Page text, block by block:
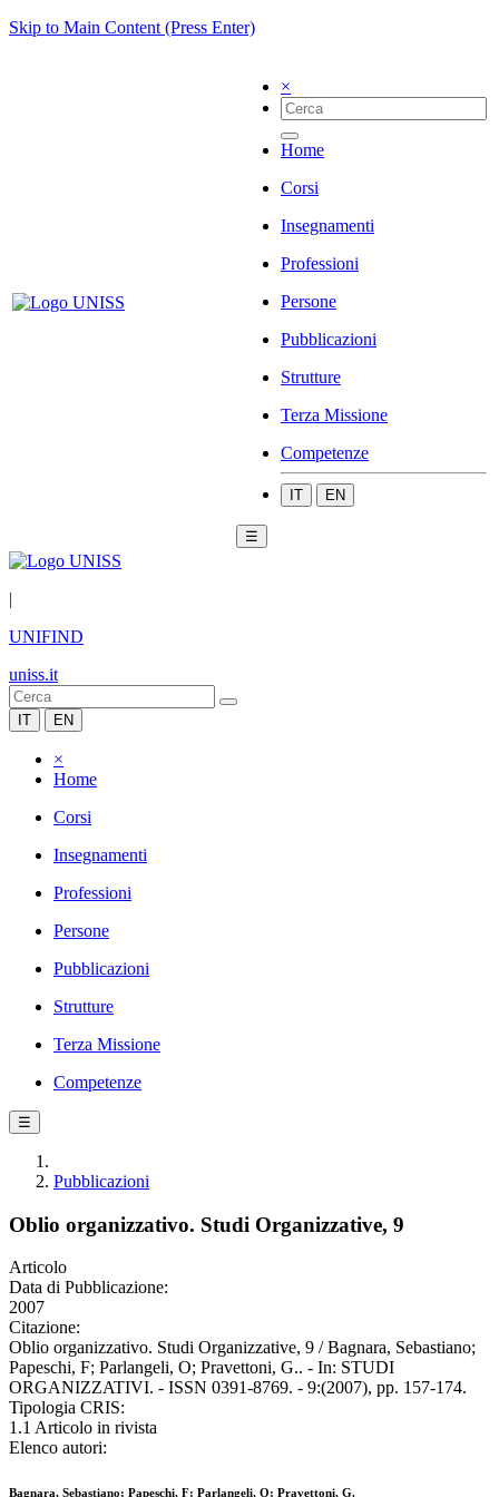
Skip to Main Content (Press Enter)
×
Home
Corsi
Insegnamenti
Professioni
Persone
Pubblicazioni
Strutture
Terza Missione
Competenze
IT EN
☰
|
UNIFIND
uniss.it
IT EN
×
Home
Corsi
Insegnamenti
Professioni
Persone
Pubblicazioni
Strutture
Terza Missione
Competenze
☰
Pubblicazioni
Oblio organizzativo. Studi Organizzative, 9
Articolo
Data di Pubblicazione:
2007
Citazione:
Oblio organizzativo. Studi Organizzative, 9 / Bagnara, Sebastiano;
Papeschi, F; Parlangeli, O; Pravettoni, G.. - In: STUDI
ORGANIZZATIVI. - ISSN 0391-8769. - 9:(2007), pp. 157-174.
Tipologia CRIS:
1.1 Articolo in rivista
Elenco autori:
Bagnara, Sebastiano; Papeschi, F; Parlangeli, O; Pravettoni, G.